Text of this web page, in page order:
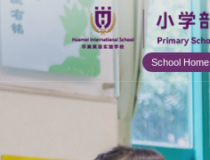
School Home